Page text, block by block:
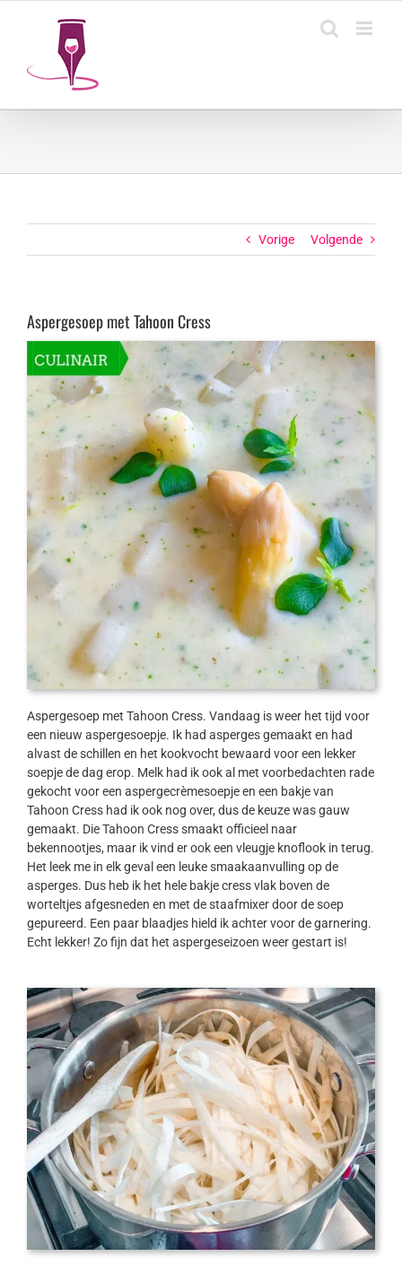
Vorige Volgende
Aspergesoep met Tahoon Cress
Aspergesoep met Tahoon Cress. Vandaag is weer het tijd voor
een nieuw aspergesoepje. Ik had asperges gemaakt en had
alvast de schillen en het kookvocht bewaard voor een lekker
soepje de dag erop. Melk had ik ook al met voorbedachten rade
gekocht voor een aspergecrèmesoepje en een bakje van
Tahoon Cress had ik ook nog over, dus de keuze was gauw
gemaakt. Die Tahoon Cress smaakt officieel naar
bekennootjes, maar ik vind er ook een vleugje knoflook in terug.
Het leek me in elk geval een leuke smaakaanvulling op de
asperges. Dus heb ik het hele bakje cress vlak boven de
worteltjes afgesneden en met de staafmixer door de soep
gepureerd. Een paar blaadjes hield ik achter voor de garnering.
Echt lekker! Zo fijn dat het aspergeseizoen weer gestart is!